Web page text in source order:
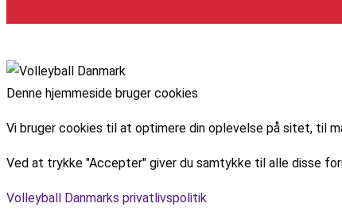
Denne hjemmeside bruger cookies
Vi bruger cookies til at optimere din oplevelse på sitet, til
Ved at trykke "Accepter" giver du samtykke til alle disse
Volleyball Danmarks privatlivspolitik